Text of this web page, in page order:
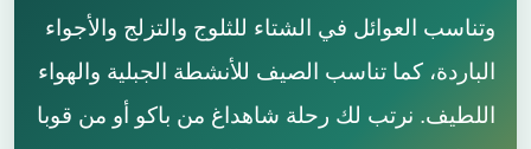
وتناسب العوائل في الشتاء للثلوج والتزلج والأجواء
الباردة، كما تناسب الصيف للأنشطة الجبلية والهواء
اللطيف. نرتب لك رحلة شاهداغ من باكو أو من قوبا